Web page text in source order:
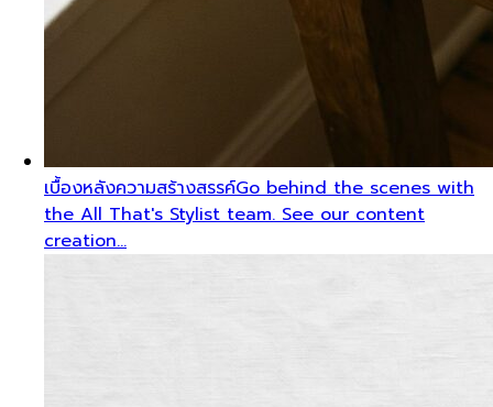
เบื้องหลังความสร้างสรรค์Go behind the scenes with
the All That's Stylist team. See our content
creation…